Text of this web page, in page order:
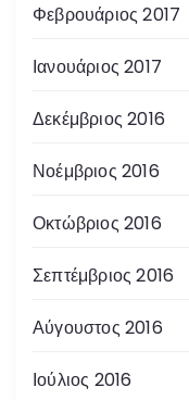
Φεβρουάριος 2017
Ιανουάριος 2017
Δεκέμβριος 2016
Νοέμβριος 2016
Οκτώβριος 2016
Σεπτέμβριος 2016
Αύγουστος 2016
Ιούλιος 2016